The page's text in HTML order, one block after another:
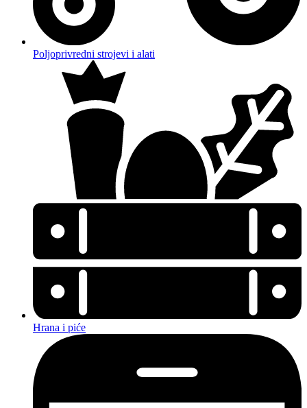
Poljoprivredni strojevi i alati
Hrana i piće